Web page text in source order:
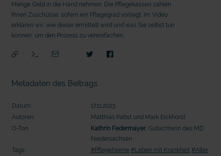
Seelsorge für Trucker: "Könige der
Menge Geld in die Hand nehmen. Die Pflegekassen zahlen
Ihnen Zuschüsse, sofern ein Pflegegrad vorliegt. Im Video
erklären wir, wie dieser ermittelt wird und was Sie selbst tun
können, um den Prozess zu vereinfachen.
Metadaten des Beitrags
Datum:
17.11.2023
Autoren:
Matthias Pabst und Mark Eickhorst
O-Ton:
Kathrin Federmayer, Gutachterin des MD
Niedersachsen
Tags:
#Pflegeheime #Leben mit Krankheit #Alter